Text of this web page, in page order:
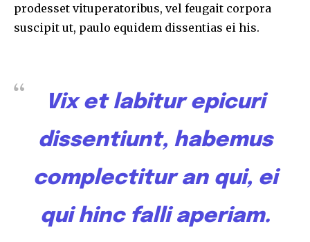
prodesset vituperatoribus, vel feugait corpora
suscipit ut, paulo equidem dissentias ei his.
Vix et labitur epicuri
dissentiunt, habemus
complectitur an qui, ei
qui hinc falli aperiam.